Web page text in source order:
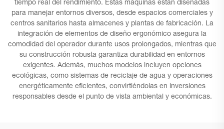
tiempo real del rendimiento. Estas máquinas están diseñadas
para manejar entornos diversos, desde espacios comerciales y
centros sanitarios hasta almacenes y plantas de fabricación. La
integración de elementos de diseño ergonómico asegura la
comodidad del operador durante usos prolongados, mientras que
su construcción robusta garantiza durabilidad en entornos
exigentes. Además, muchos modelos incluyen opciones
ecológicas, como sistemas de reciclaje de agua y operaciones
energéticamente eficientes, convirtiéndolas en inversiones
responsables desde el punto de vista ambiental y económicas.